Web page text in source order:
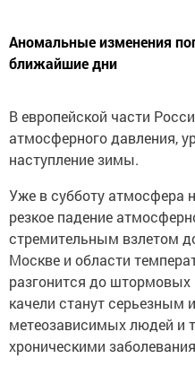
Аномальные изменения
ближайшие дни
В европейской части
атмосферного давления,
наступление зимы.
Уже в субботу атмосфера
резкое падение
стремительным взлетом
Москве и области
разгонится до
качели станут серьезным
метеозависимых людей и
хроническими